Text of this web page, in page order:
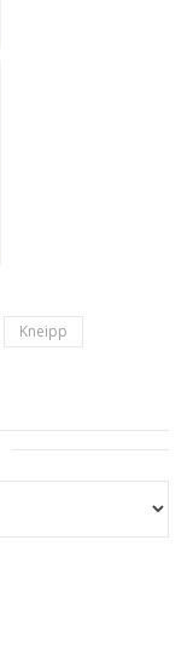
Kneipp